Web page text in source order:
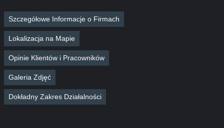
Szczegółowe Informacje o Firmach
Lokalizacja na Mapie
Opinie Klientów i Pracowników
Galeria Zdjęć
Dokładny Zakres Działalności